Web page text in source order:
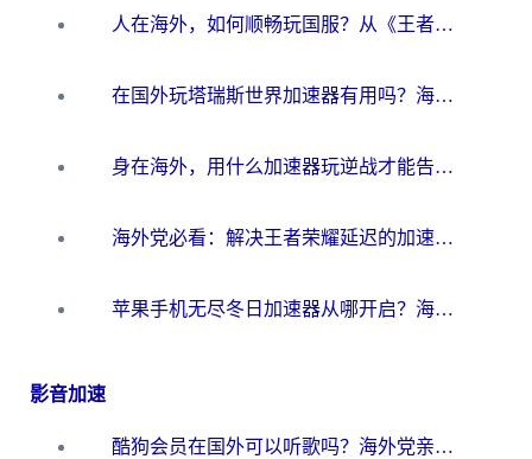
人在海外，如何顺畅玩国服？从《王者荣耀》到《云图计划》的加速器终极指南
在国外玩塔瑞斯世界加速器有用吗？海外玩家亲测后的真实答案
身在海外，用什么加速器玩逆战才能告别延迟？
海外党必看：解决王者荣耀延迟的加速器终极指南——从EVE到猫和老鼠，一个工具全搞定
苹果手机无尽冬日加速器从哪开启？海外玩家的冬日生存指南
影音加速
酷狗会员在国外可以听歌吗？海外党亲测有效：3步解决音乐权限难题